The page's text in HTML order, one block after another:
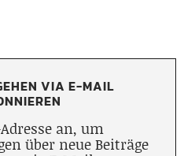
VIA E-MAIL
an, um
über neue Beiträge